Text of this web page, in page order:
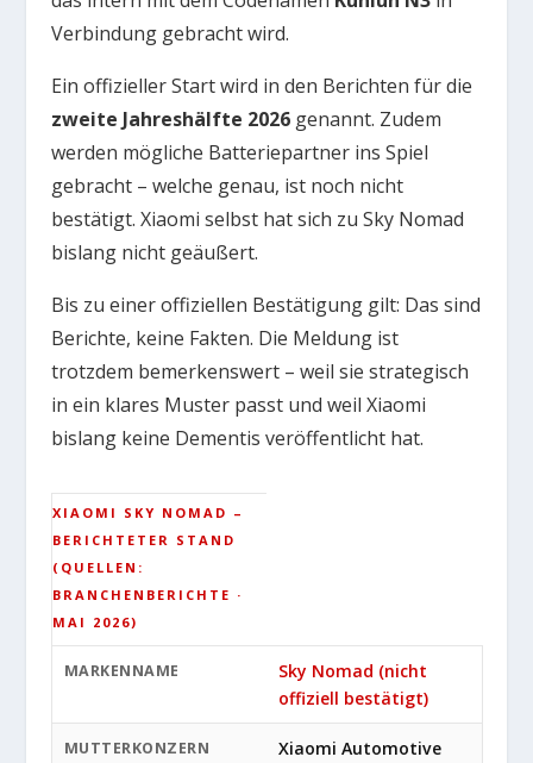
Verbindung gebracht wird.
Ein offizieller Start wird in den Berichten für die
zweite Jahreshälfte 2026genannt. Zudem
werden mögliche Batteriepartner ins Spiel
gebracht – welche genau, ist noch nicht
bestätigt. Xiaomi selbst hat sich zu Sky Nomad
bislang nicht geäußert.
Bis zu einer offiziellen Bestätigung gilt: Das sind
Berichte, keine Fakten. Die Meldung ist
trotzdem bemerkenswert – weil sie strategisch
in ein klares Muster passt und weil Xiaomi
bislang keine Dementis veröffentlicht hat.
XIAOMI SKY NOMAD –
BERICHTETER STAND
(QUELLEN:
BRANCHENBERICHTE ·
MAI 2026)
MARKENNAME
Sky Nomad (nicht
offiziell bestätigt)
MUTTERKONZERN Xiaomi Automotive